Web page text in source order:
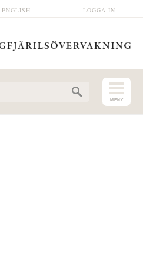
LOGGA IN
ENGLISH